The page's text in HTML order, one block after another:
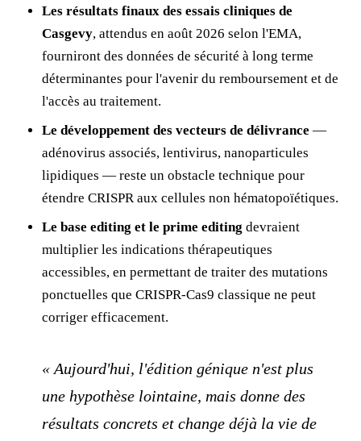
Les résultats finaux des essais cliniques de
Casgevy, attendus en août 2026 selon l'EMA,
fourniront des données de sécurité à long terme
déterminantes pour l'avenir du remboursement et de
l'accès au traitement.
Le développement des vecteurs de délivrance —
adénovirus associés, lentivirus, nanoparticules
lipidiques — reste un obstacle technique pour
étendre CRISPR aux cellules non hématopoïétiques.
Le base editing et le prime editing devraient
multiplier les indications thérapeutiques
accessibles, en permettant de traiter des mutations
ponctuelles que CRISPR-Cas9 classique ne peut
corriger efficacement.
« Aujourd'hui, l'édition génique n'est plus
une hypothèse lointaine, mais donne des
résultats concrets et change déjà la vie de